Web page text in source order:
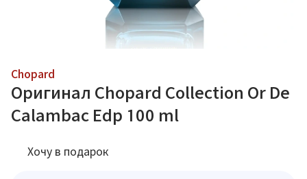
Chopard
Оригинал Chopard Collection Or De
Calambac Edp 100 ml
Хочу в подарок